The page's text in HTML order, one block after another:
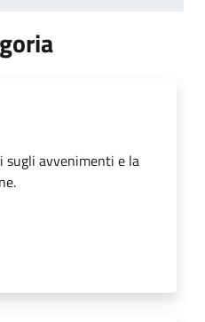
sugli avvenimenti e la